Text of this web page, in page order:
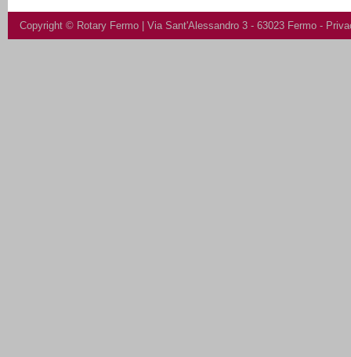
Copyright © Rotary Fermo | Via Sant'Alessandro 3 - 63023 Fermo -